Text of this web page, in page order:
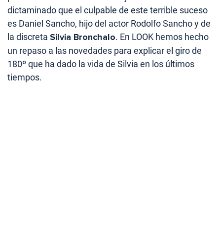
dictaminado que el culpable de este terrible suceso
es Daniel Sancho, hijo del actor Rodolfo Sancho y de
la discreta Silvia Bronchalo. En LOOK hemos hecho
un repaso a las novedades para explicar el giro de
180º que ha dado la vida de Silvia en los últimos
tiempos.